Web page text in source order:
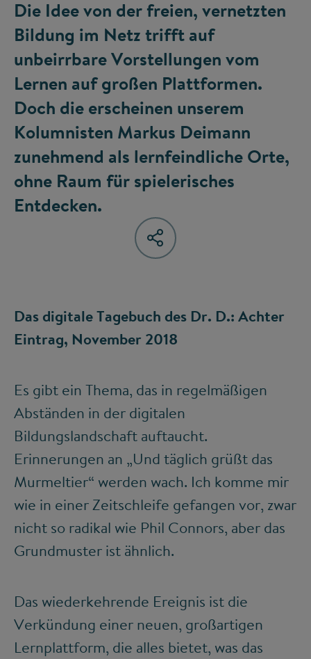
Die Idee von der freien, vernetzten
Bildung im Netz trifft auf
unbeirrbare Vorstellungen vom
Lernen auf großen Plattformen.
Doch die erscheinen unserem
Kolumnisten Markus Deimann
zunehmend als lernfeindliche Orte,
ohne Raum für spielerisches
Entdecken.
Das digitale Tagebuch des Dr. D.: Achter
Eintrag, November 2018
Es gibt ein Thema, das in regelmäßigen
Abständen in der digitalen
Bildungslandschaft auftaucht.
Erinnerungen an „Und täglich grüßt das
Murmeltier“ werden wach. Ich komme mir
wie in einer Zeitschleife gefangen vor, zwar
nicht so radikal wie Phil Connors, aber das
Grundmuster ist ähnlich.
Das wiederkehrende Ereignis ist die
Verkündung einer neuen, großartigen
Lernplattform, die alles bietet, was das